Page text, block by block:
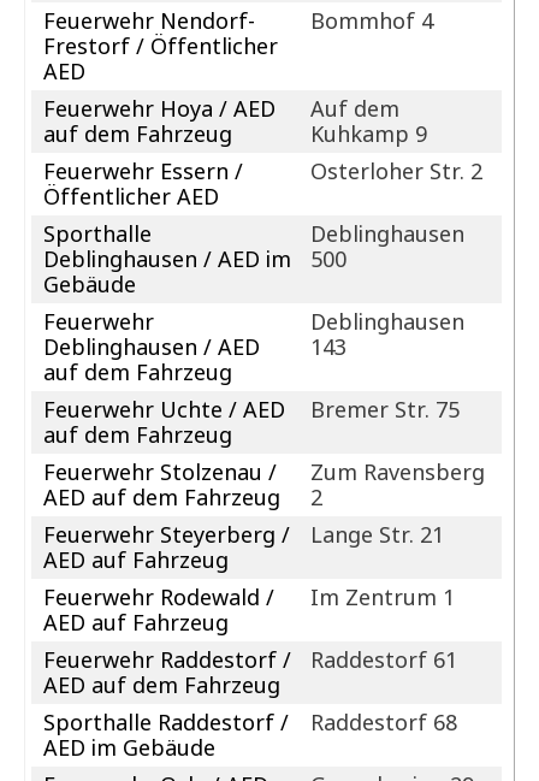
Feuerwehr Nendorf-
Frestorf / Öffentlicher
AED
Bommhof 4
Feuerwehr Hoya / AED
auf dem Fahrzeug
Auf dem
Kuhkamp 9
Feuerwehr Essern /
Öffentlicher AED
Osterloher Str. 2
Sporthalle
Deblinghausen / AED im
Gebäude
Deblinghausen
500
Feuerwehr
Deblinghausen / AED
auf dem Fahrzeug
Deblinghausen
143
Feuerwehr Uchte / AED
auf dem Fahrzeug
Bremer Str. 75
Feuerwehr Stolzenau /
AED auf dem Fahrzeug
Zum Ravensberg
2
Feuerwehr Steyerberg /
AED auf Fahrzeug
Lange Str. 21
Feuerwehr Rodewald /
AED auf Fahrzeug
Im Zentrum 1
Feuerwehr Raddestorf /
AED auf dem Fahrzeug
Raddestorf 61
Sporthalle Raddestorf /
AED im Gebäude
Raddestorf 68